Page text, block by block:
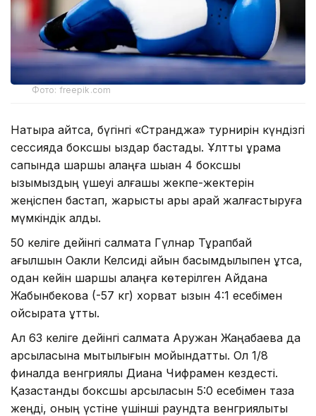
Фото: freepik.com
Нақтырақ айтсақ, бүгінгі «Странджа» турнирін күндізгі
сессияда боксшы қыздар бастады. Ұлттық құрама
сапында шаршы алаңға шыққан 4 боксшы
қызымыздың үшеуі алғашқы жекпе-жектерін
жеңіспен бастап, жарысты ары қарай жалғастыруға
мүмкіндік алды.
50 келіге дейінгі салмақта Гүлнар Тұрапбай
ағылшын Оакли Келсиді айқын басымдылықпен ұтса,
одан кейін шаршы алаңға көтерілген Айдана
Жабынбекова (-57 кг) хорват қызын 4:1 есебімен
ойсырата ұтты.
Ал 63 келіге дейінгі салмақта Аружан Жаңабаева да
қарсыласына мықтылығын мойындатты. Ол 1/8
финалда венгриялық Диана Чифрамен кездесті.
Қазақстандық боксшы қарсыласын 5:0 есебімен таза
жеңді, оның үстіне үшінші раундта венгриялықты